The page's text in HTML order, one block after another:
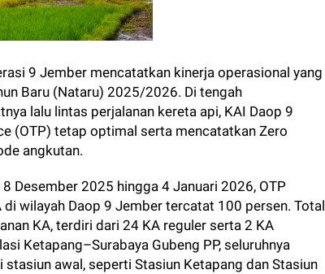
9 Jember mencatatkan kinerja operasional yang
Baru (Nataru) 2025/2026. Di tengah
lalu lintas perjalanan kereta api, KAI Daop 9
(OTP) tetap optimal serta mencatatkan Zero
angkutan.
Desember 2025 hingga 4 Januari 2026, OTP
wilayah Daop 9 Jember tercatat 100 persen. Total
KA, terdiri dari 24 KA reguler serta 2 KA
Ketapang–Surabaya Gubeng PP, seluruhnya
awal, seperti Stasiun Ketapang dan Stasiun